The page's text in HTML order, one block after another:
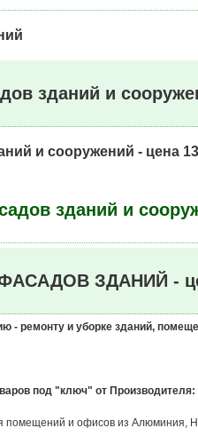
зданий и
и сооружений - цена
зданий и
ЗДАНИЙ -
- ремонту и уборке зданий,
под "ключ" от Производителя:
помещений и офисов из Алюминия,